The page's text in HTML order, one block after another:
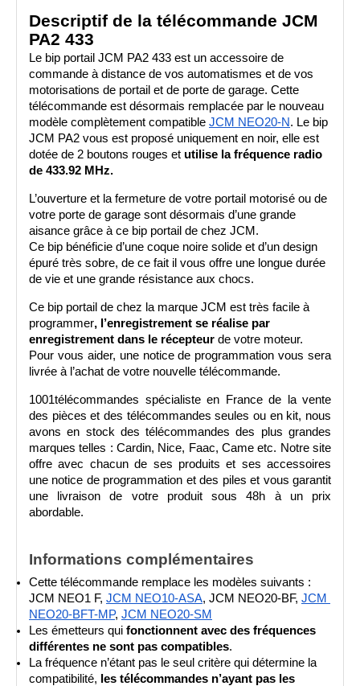
Descriptif de la télécommande JCM
PA2 433
Le bip portail JCM PA2 433 est un accessoire de
commande à distance de vos automatismes et de vos
motorisations de portail et de porte de garage. Cette
télécommande est désormais remplacée par le nouveau
modèle complètement compatible JCM NEO20-N. Le bip
JCM PA2 vous est proposé uniquement en noir, elle est
dotée de 2 boutons rouges et utilise la fréquence radio
de 433.92 MHz.
L’ouverture et la fermeture de votre portail motorisé ou de
votre porte de garage sont désormais d’une grande
aisance grâce à ce bip portail de chez JCM.
Ce bip bénéficie d’une coque noire solide et d’un design
épuré très sobre, de ce fait il vous offre une longue durée
de vie et une grande résistance aux chocs.
Ce bip portail de chez la marque JCM est très facile à
programmer, l’enregistrement se réalise par
enregistrement dans le récepteur de votre moteur.
Pour vous aider, une notice de programmation vous sera
livrée à l’achat de votre nouvelle télécommande.
1001télécommandes spécialiste en France de la vente
des pièces et des télécommandes seules ou en kit, nous
avons en stock des télécommandes des plus grandes
marques telles : Cardin, Nice, Faac, Came etc. Notre site
offre avec chacun de ses produits et ses accessoires
une notice de programmation et des piles et vous garantit
une livraison de votre produit sous 48h à un prix
abordable.
Informations complémentaires
Cette télécommande remplace les modèles suivants :
JCM NEO1 F, JCM NEO10-ASA, JCM NEO20-BF, JCM
NEO20-BFT-MP, JCM NEO20-SM
Les émetteurs qui fonctionnent avec des fréquences
différentes ne sont pas compatibles.
La fréquence n’étant pas le seul critère qui détermine la
compatibilité, les télécommandes n’ayant pas les